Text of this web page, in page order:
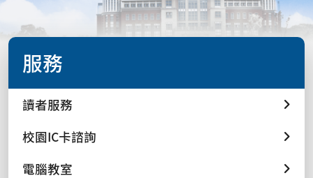
服務
讀者服務
校園IC卡諮詢
電腦教室